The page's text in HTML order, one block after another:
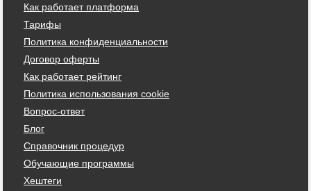
Как работает платформа
Тарифы
Политика конфиденциальности
Договор оферты
Как работает рейтинг
Политика использования cookie
Вопрос-ответ
Блог
Справочник процедур
Обучающие программы
Хештеги